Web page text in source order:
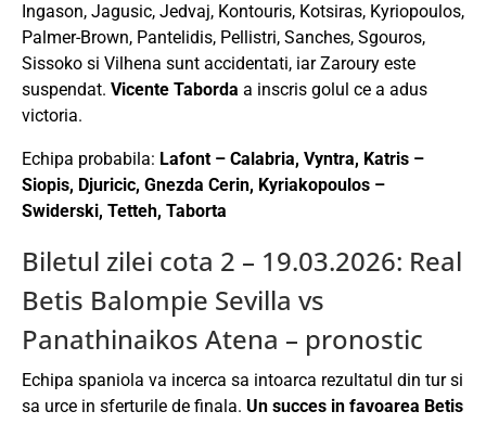
Ingason, Jagusic, Jedvaj, Kontouris, Kotsiras, Kyriopoulos,
Palmer-Brown, Pantelidis, Pellistri, Sanches, Sgouros,
Sissoko si Vilhena sunt accidentati, iar Zaroury este
suspendat. Vicente Taborda a inscris golul ce a adus
victoria.
Echipa probabila: Lafont – Calabria, Vyntra, Katris –
Siopis, Djuricic, Gnezda Cerin, Kyriakopoulos –
Swiderski, Tetteh, Taborta
Biletul zilei cota 2 – 19.03.2026: Real
Betis Balompie Sevilla vs
Panathinaikos Atena – pronostic
Echipa spaniola va incerca sa intoarca rezultatul din tur si
sa urce in sferturile de finala. Un succes in favoarea Betis